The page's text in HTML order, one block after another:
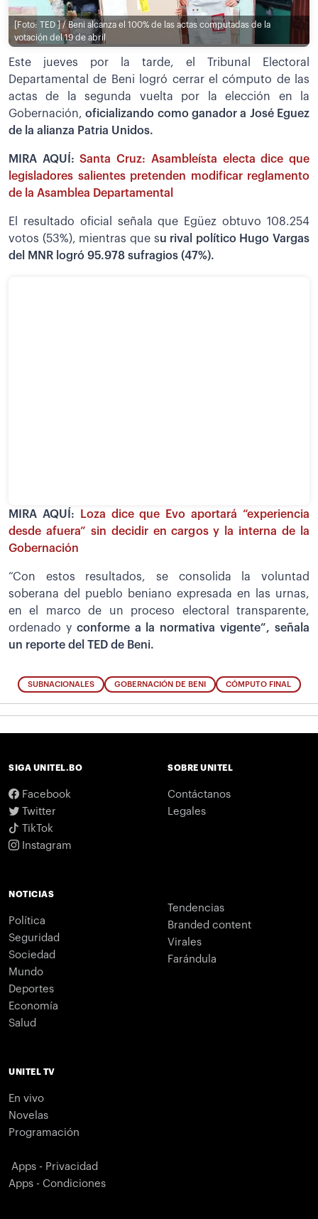
[Foto: TED ] / Beni alcanza el 100% de las actas computadas de la
votación del 19 de abril
Este jueves por la tarde, el Tribunal Electoral
Departamental de Beni logró cerrar el cómputo de las
actas de la segunda vuelta por la elección en la
Gobernación,oficializando como ganador a José Eguez
de la alianza Patria Unidos.
MIRA AQUÍ:Santa Cruz: Asambleísta electa dice que
legisladores salientes pretenden modificar reglamento
de la Asamblea Departamental
El resultado oficial señala que Egüez obtuvo 108.254
votos (53%), mientras que su rival político Hugo Vargas
del MNR logró 95.978 sufragios (47%).
MIRA AQUÍ:
Loza dice que Evo aportará “experiencia
desde afuera” sin decidir en cargos y la interna de la
Gobernación
“Con estos resultados, se consolida la voluntad
soberana del pueblo beniano expresada en las urnas,
en el marco de un proceso electoral transparente,
ordenado y conforme a la normativa vigente”, señala
un reporte del TED de Beni.
SUBNACIONALES GOBERNACIÓN DE BENI CÓMPUTO FINAL
SIGA UNITEL.BO
Facebook
Twitter
TikTok
Instagram
SOBRE UNITEL
Contáctanos
Legales
NOTICIAS
Política
Seguridad
Sociedad
Mundo
Deportes
Economía
Salud
Tendencias
Branded content
Virales
Farándula
UNITEL TV
En vivo
Novelas
Programación
Apps - Privacidad
Apps - Condiciones